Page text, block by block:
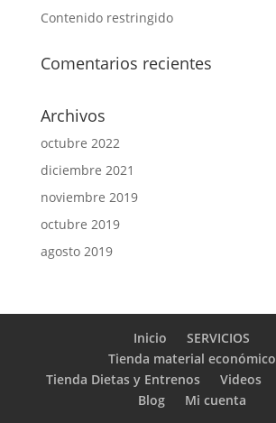
Contenido restringido
Comentarios recientes
Archivos
octubre 2022
diciembre 2021
noviembre 2019
octubre 2019
agosto 2019
Inicio
SERVICIOS
Tienda material económico
Tienda Dietas y Entrenos
Videos
Blog
Mi cuenta